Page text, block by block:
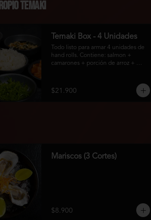
Temaki
Temaki Box - 4 Unidades
Todo listo para armar 4 unidades de
hand rolls. Contiene: salmon +
camarones + porción de arroz +
de algas.
$21.900
Mariscos (3 Cortes)
$8.900